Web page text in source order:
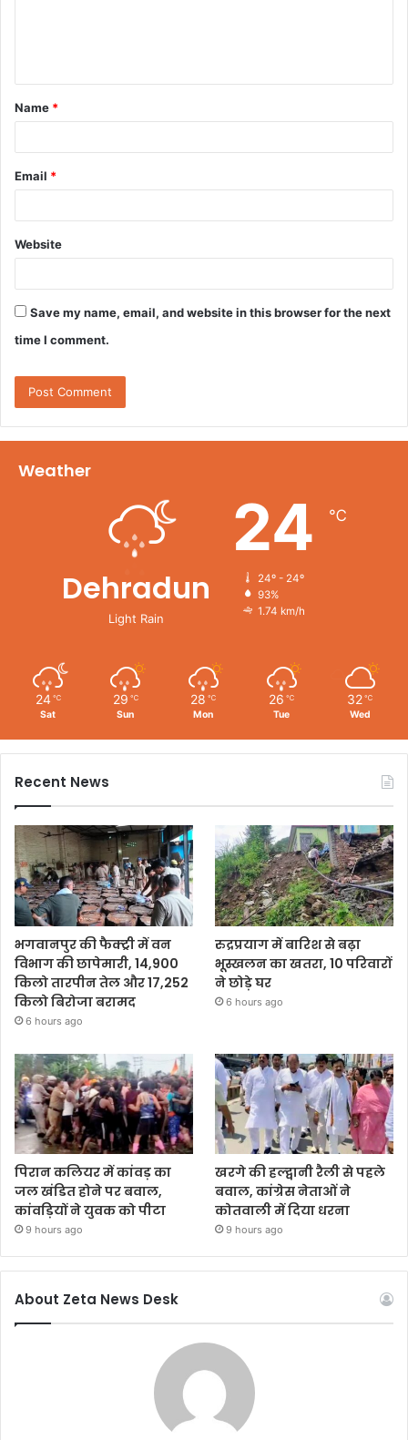
t
*
Name *
Email *
Website
Save my name, email, and website in this browser for the next
time I comment.
Weather
Dehradun
Light Rain
24 ℃
24º - 24º
93%
1.74 km/h
24 ℃
Sat
29 ℃
Sun
28 ℃
Mon
26 ℃
Tue
32 ℃
Wed
Recent News
भगवानपुर की फैक्ट्री में वन
विभाग की छापेमारी, 14,900
किलो तारपीन तेल और 17,252
किलो बिरोजा बरामद
6 hours ago
रुद्रप्रयाग में बारिश से बढ़ा
भूस्खलन का खतरा, 10 परिवारों
ने छोड़े घर
6 hours ago
पिरान कलियर में कांवड़ का
जल खंडित होने पर बवाल,
कांवड़ियों ने युवक को पीटा
9 hours ago
खरगे की हल्द्वानी रैली से पहले
बवाल, कांग्रेस नेताओं ने
कोतवाली में दिया धरना
9 hours ago
About Zeta News Desk